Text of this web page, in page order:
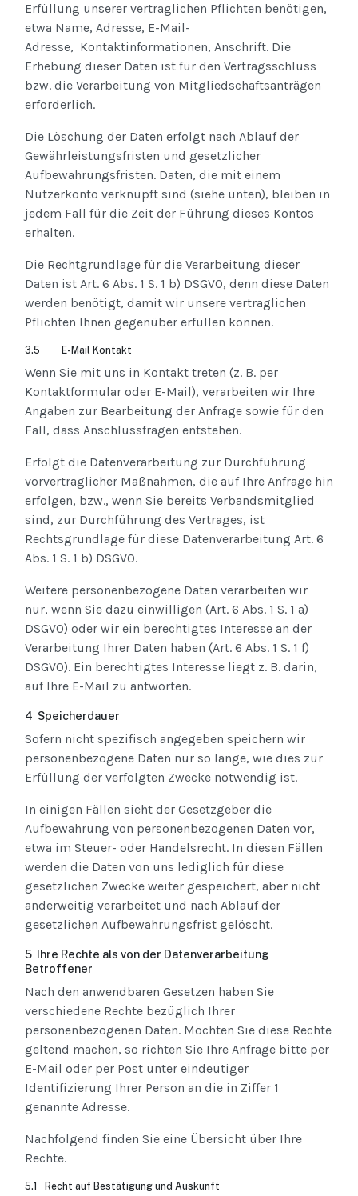
Erfüllung unserer vertraglichen Pflichten benötigen,
etwa Name, Adresse, E-Mail-
Adresse, Kontaktinformationen, Anschrift. Die
Erhebung dieser Daten ist für den Vertragsschluss
bzw. die Verarbeitung von Mitgliedschaftsanträgen
erforderlich.
Die Löschung der Daten erfolgt nach Ablauf der
Gewährleistungsfristen und gesetzlicher
Aufbewahrungsfristen. Daten, die mit einem
Nutzerkonto verknüpft sind (siehe unten), bleiben in
jedem Fall für die Zeit der Führung dieses Kontos
erhalten.
Die Rechtgrundlage für die Verarbeitung dieser
Daten ist Art. 6 Abs. 1 S. 1 b) DSGVO, denn diese Daten
werden benötigt, damit wir unsere vertraglichen
Pflichten Ihnen gegenüber erfüllen können.
3.5 E-Mail Kontakt
Wenn Sie mit uns in Kontakt treten (z. B. per
Kontaktformular oder E-Mail), verarbeiten wir Ihre
Angaben zur Bearbeitung der Anfrage sowie für den
Fall, dass Anschlussfragen entstehen.
Erfolgt die Datenverarbeitung zur Durchführung
vorvertraglicher Maßnahmen, die auf Ihre Anfrage hin
erfolgen, bzw., wenn Sie bereits Verbandsmitglied
sind, zur Durchführung des Vertrages, ist
Rechtsgrundlage für diese Datenverarbeitung Art. 6
Abs. 1 S. 1 b) DSGVO.
Weitere personenbezogene Daten verarbeiten wir
nur, wenn Sie dazu einwilligen (Art. 6 Abs. 1 S. 1 a)
DSGVO) oder wir ein berechtigtes Interesse an der
Verarbeitung Ihrer Daten haben (Art. 6 Abs. 1 S. 1 f)
DSGVO). Ein berechtigtes Interesse liegt z. B. darin,
auf Ihre E-Mail zu antworten.
4 Speicherdauer
Sofern nicht spezifisch angegeben speichern wir
personenbezogene Daten nur so lange, wie dies zur
Erfüllung der verfolgten Zwecke notwendig ist.
In einigen Fällen sieht der Gesetzgeber die
Aufbewahrung von personenbezogenen Daten vor,
etwa im Steuer- oder Handelsrecht. In diesen Fällen
werden die Daten von uns lediglich für diese
gesetzlichen Zwecke weiter gespeichert, aber nicht
anderweitig verarbeitet und nach Ablauf der
gesetzlichen Aufbewahrungsfrist gelöscht.
5 Ihre Rechte als von der Datenverarbeitung
Betroffener
Nach den anwendbaren Gesetzen haben Sie
verschiedene Rechte bezüglich Ihrer
personenbezogenen Daten. Möchten Sie diese Rechte
geltend machen, so richten Sie Ihre Anfrage bitte per
E-Mail oder per Post unter eindeutiger
Identifizierung Ihrer Person an die in Ziffer 1
genannte Adresse.
Nachfolgend finden Sie eine Übersicht über Ihre
Rechte.
5.1 Recht auf Bestätigung und Auskunft